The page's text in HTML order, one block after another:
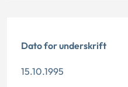
Dato for underskrift
15.10.1995